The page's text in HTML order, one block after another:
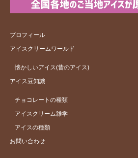
プロフィール
アイスクリームワールド
懐かしいアイス(昔のアイス)
アイス豆知識
チョコレートの種類
アイスクリーム雑学
アイスの種類
お問い合わせ